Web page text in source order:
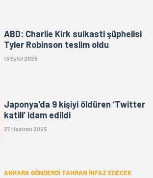
ABD: Charlie Kirk suikasti şüphelisi
Tyler Robinson teslim oldu
13 Eylül 2025
Japonya'da 9 kişiyi öldüren ‘Twitter
katili’ idam edildi
27 Haziran 2025
ANKARA GÖNDERDİ TAHRAN İNFAZ EDECEK